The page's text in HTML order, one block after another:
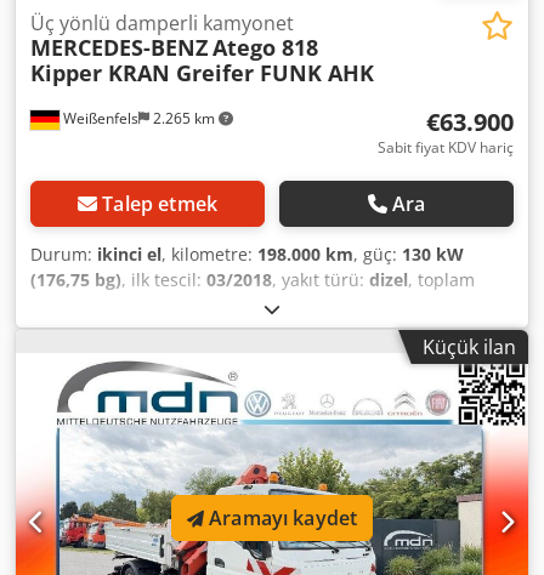
Weißenfels 2.265 km
Üç yönlü damperli kamyonet
MERCEDES-BENZAtego 818
Kipper KRAN Greifer FUNK AHK
€63.900
Sabit fiyat KDV hariç
Talep etmek Ara
Durum: ikinci el, kilometre: 198.000 km, güç: 130 kW
(176,75 bg), ilk tescil: 03/2018, yakıt türü: dizel, toplam
kırmızı, vites türü:
emisyon sınıfı:Euro 6, koltuk sayısı:3, yükleme alanı
genişliği:2.500 mm
ABS, elektronik denge
programı (ESP), is filtrasyon filtresi, klima, vinç
, İç No.:
167 Sıfır ayarında Atego Damperli Kamyon, VİNÇLİ *
Mercedes Benz * ATEGO 818 * 4x2 aks düzeni * İzin verilen
toplam ağırlık 7490 kg * 3 taraflı damper, YENİ * VİNÇ HM,F
810 K2 -- YENİ * 2 x hidrolik uzatma * 5./6. kontrol devresi,
kavrama veya benzeri ekipman için * UZAKTAN
KUMANDALI * 2 x hidrolik destek ayağı * Kanca yüksekliği
yaklaşık 8 m * Yan erişim, yük diyagramına bakınız *
Küçük ilan
Aramayı kaydet